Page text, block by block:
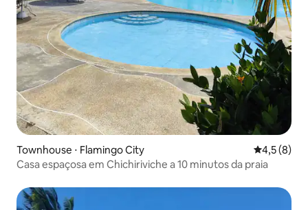
Townhouse ⋅ Flamingo City 4,5 de
4,5 (8)
Casa espaçosa em Chichiriviche a 10 minutos da praia